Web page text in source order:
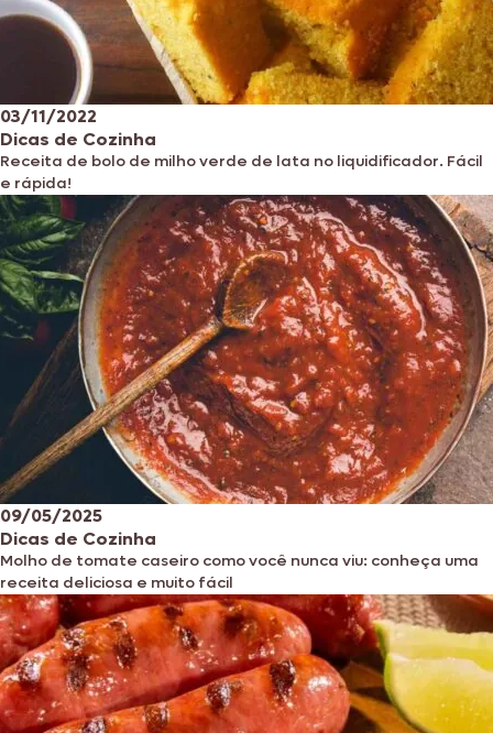
03/11/2022
Dicas de Cozinha
Receita de bolo de milho verde de lata no liquidificador. Fácil
e rápida!
09/05/2025
Dicas de Cozinha
Molho de tomate caseiro como você nunca viu: conheça uma
receita deliciosa e muito fácil